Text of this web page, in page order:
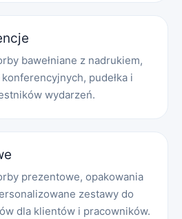
bawełniane z nadrukiem,
pudełka i
wydarzeń.
prezentowe, opakowania
zestawy do
dla klientów i pracowników.